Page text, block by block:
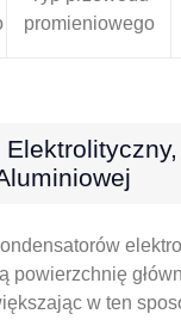
promieniowego
powierzchnię
w ten